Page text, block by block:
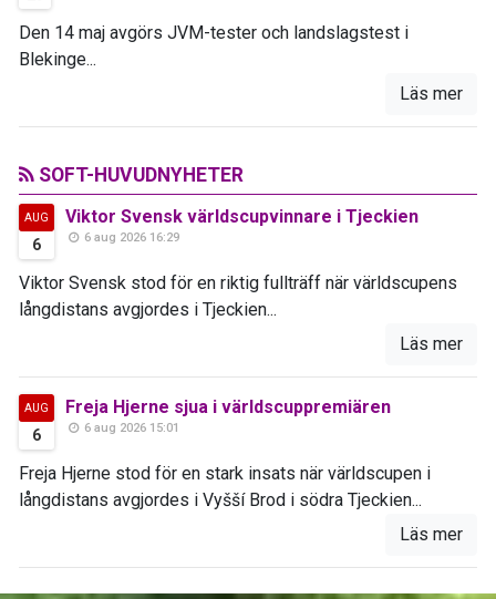
Den 14 maj avgörs JVM-tester och landslagstest i
Blekinge...
Läs mer
SOFT-HUVUDNYHETER
AUG
6
Viktor Svensk världscupvinnare i Tjeckien
6 aug 2026 16:29
Viktor Svensk stod för en riktig fullträff när världscupens
långdistans avgjordes i Tjeckien...
Läs mer
AUG
6
Freja Hjerne sjua i världscuppremiären
6 aug 2026 15:01
Freja Hjerne stod för en stark insats när världscupen i
långdistans avgjordes i Vyšší Brod i södra Tjeckien...
Läs mer